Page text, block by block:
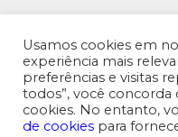
MENU SUPERIOR
Usamos cookies em
experiência mais
preferências e visitas
todos”, você concorda
cookies. No entanto,
de cookies para